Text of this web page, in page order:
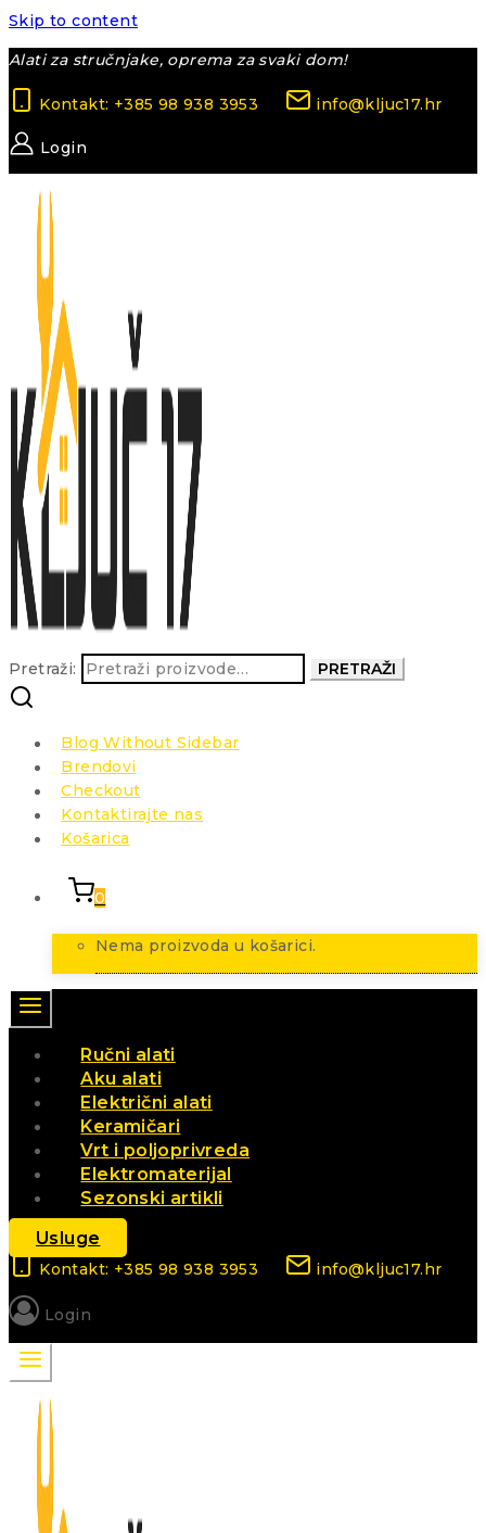
Skip to content
Alati za stručnjake, oprema za svaki dom!
Kontakt: +385 98 938 3953 info@kljuc17.hr
Login
Pretraži: PRETRAŽI
Blog Without Sidebar
Brendovi
Checkout
Kontaktirajte nas
Košarica
0
Nema proizvoda u košarici.
Ručni alati
Aku alati
Električni alati
Keramičari
Vrt i poljoprivreda
Elektromaterijal
Sezonski artikli
Usluge
Kontakt: +385 98 938 3953 info@kljuc17.hr
Login